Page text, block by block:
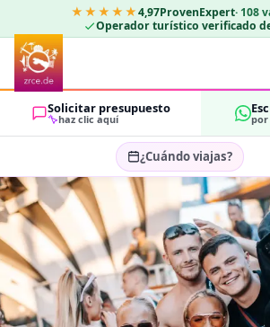
★★★★★4,97ProvenExpert· 108
Operador turístico verificado
Solicitar presupuesto
haz clic aquí por
¿Cuándo viajas?
Seleccionar fechas…
HUÉSPEDES
2